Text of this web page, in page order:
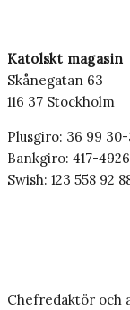
Katolskt magasin
Skånegatan 63
116 37 Stockholm
Plusgiro: 36 99
Bankgiro: 417-4926
Swish: 123 558 92
Chefredaktör och